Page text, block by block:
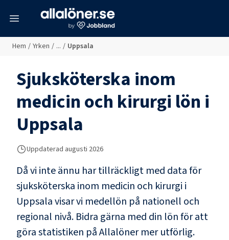
Hem / Yrken / ... / Uppsala
Sjuksköterska inom
medicin och kirurgi lön i
Uppsala
Uppdaterad augusti 2026
Då vi inte ännu har tillräckligt med data för
sjuksköterska inom medicin och kirurgi i
Uppsalavisar vi medellön på nationell och
regional nivå. Bidra gärna med din lön för att
göra statistiken på Allalöner mer utförlig.